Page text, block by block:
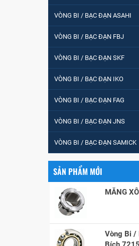
VÒNG BI / BẠC ĐẠN ASAHI
VÒNG BI / BẠC ĐẠN FBJ
VÒNG BI / BẠC ĐẠN SKF
VÒNG BI / BẠC ĐẠN IKO
VÒNG BI / BẠC ĐẠN FAG
VÒNG BI / BẠC ĐẠN JNS
VÒNG BI / BẠC ĐẠN SAMICK
SẢN PHẨM MỚI
VÒNG BI
5200
CHÀ
CỐT BƠM
Vòng Bi /
Bích